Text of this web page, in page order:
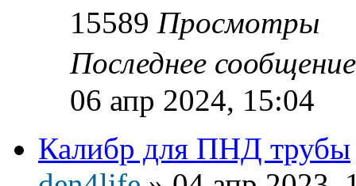
15589 Просмотры
Последнее
06 апр 2024, 15:04
Калибр для ПНД трубы